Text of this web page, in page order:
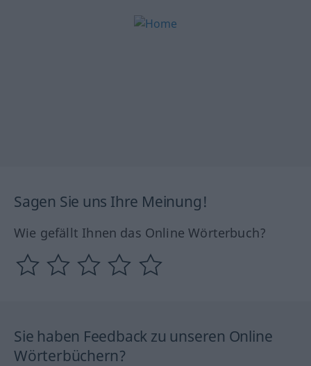
Sagen Sie uns Ihre Meinung!
Wie gefällt Ihnen das Online Wörterbuch?
Sie haben Feedback zu unseren Online
Wörterbüchern?